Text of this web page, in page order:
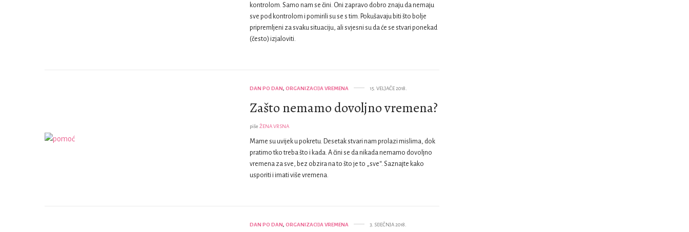
kontrolom. Samo nam se čini. Oni zapravo dobro znaju da nemaju
sve pod kontrolom i pomirili su se s tim. Pokušavaju biti što bolje
pripremljeni za svaku situaciju, ali svjesni su da će se stvari ponekad
(često) izjaloviti.
DAN PO DAN, ORGANIZACIJA VREMENA 15. VELJAČE 2018.
Zašto nemamo dovoljno vremena?
piše ŽENA VRSNA
Mame su uvijek u pokretu. Desetak stvari nam prolazi mislima, dok
pratimo tko treba što i kada. A čini se da nikada nemamo dovoljno
vremena za sve, bez obzira na to što je to „sve“. Saznajte kako
usporiti i imati više vremena.
DAN PO DAN, ORGANIZACIJA VREMENA 3. SIJEČNJA 2018.